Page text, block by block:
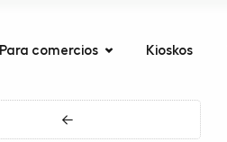
Para comercios Kioskos
←